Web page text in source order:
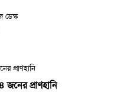
জনের প্রাণহানি